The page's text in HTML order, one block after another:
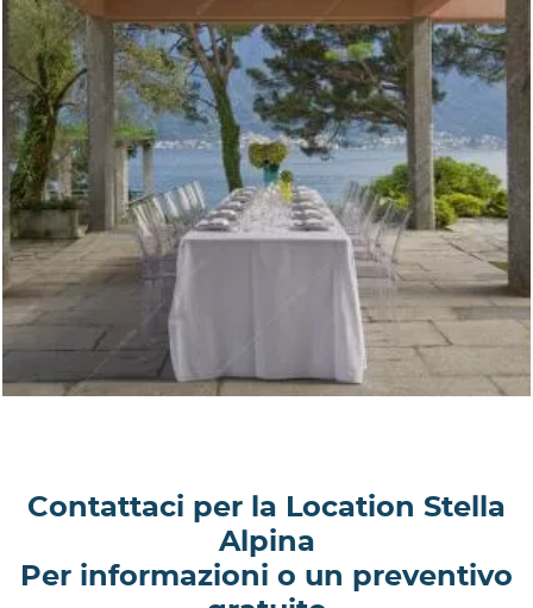
Contattaci per la Location Stella
Alpina
Per informazioni o un preventivo